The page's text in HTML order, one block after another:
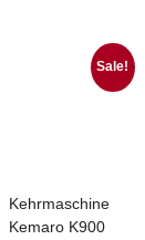
Sale!
Kehrmaschine
Kemaro K900